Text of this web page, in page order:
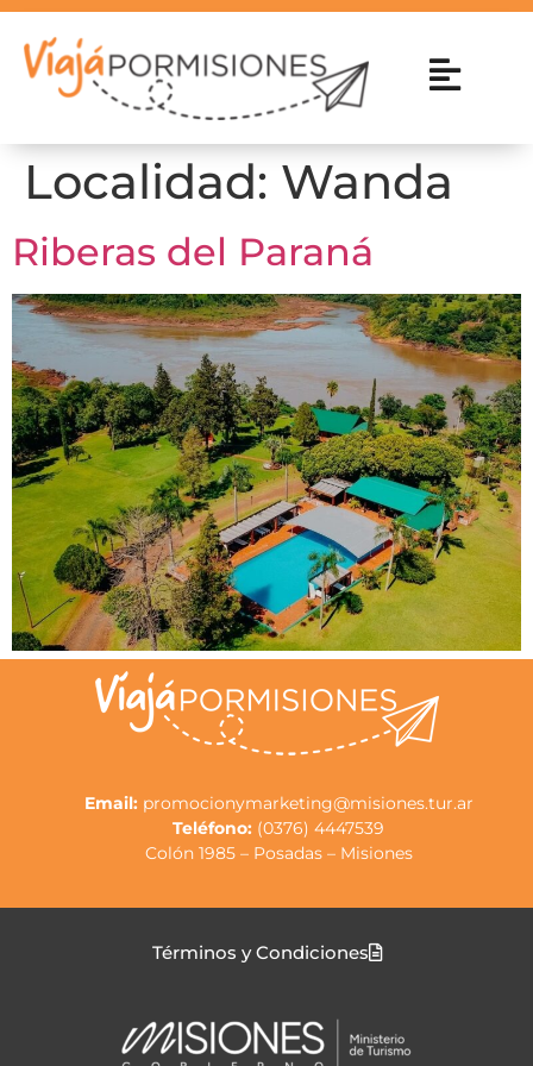
Localidad: Wanda
Riberas del Paraná
Email:promocionymarketing@misiones.tur.ar
Teléfono: (0376) 4447539
Colón 1985 – Posadas – Misiones
Términos y Condiciones